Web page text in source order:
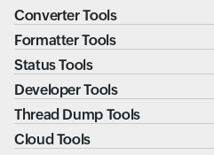
Converter Tools
Formatter Tools
Status Tools
Developer Tools
Thread Dump Tools
Cloud Tools